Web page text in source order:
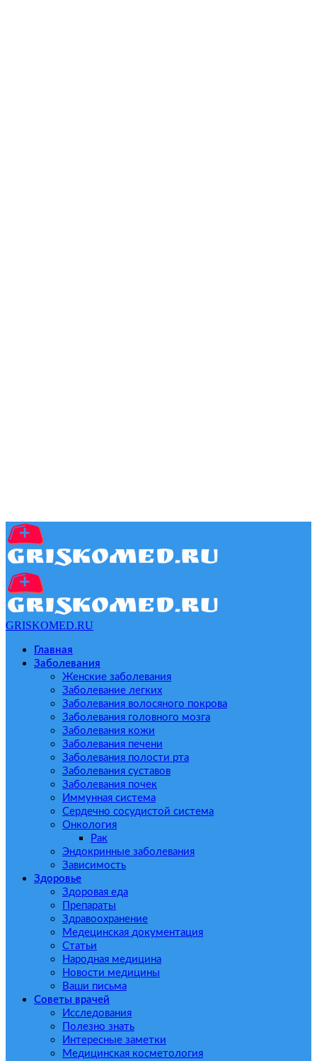
GRISKOMED.RU
Главная
Заболевания
Женские заболевания
Заболевание легких
Заболевания волосяного покрова
Заболевания головного мозга
Заболевания кожи
Заболевания печени
Заболевания полости рта
Заболевания суставов
Заболевания почек
Иммунная система
Сердечно сосудистой система
Онкология
Рак
Эндокринные заболевания
Зависимость
Здоровье
Здоровая еда
Препараты
Здравоохранение
Медецинская документация
Статьи
Народная медицина
Новости медицины
Ваши письма
Советы врачей
Исследования
Полезно знать
Интересные заметки
Медицинская косметология